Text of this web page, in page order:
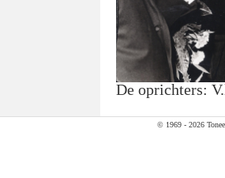
De oprichters:
© 1969 - 2026